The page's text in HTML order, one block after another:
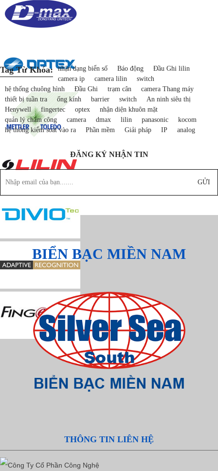
Tag Từ Khóa: nhận dạng biển số Báo động
Đầu Ghi lilin
camera ip
camera lilin
switch
hệ thống chuông hình
Đầu Ghi trạm cân
camera Thang máy
thiết bị tuần tra
ống kính barrier switch
An ninh siêu thị
Henywell
fingertec optex
nhận diện khuôn mặt
quản lý chấm công
camera dmax lilin panasonic
kocom
hệ thống kiểm soát vào ra
Phần mềm Giải pháp IP analog
ĐĂNG KÝ NHẬN TIN
GỬI
BIỂN BẠC MIỀN NAM
THÔNG TIN LIÊN HỆ